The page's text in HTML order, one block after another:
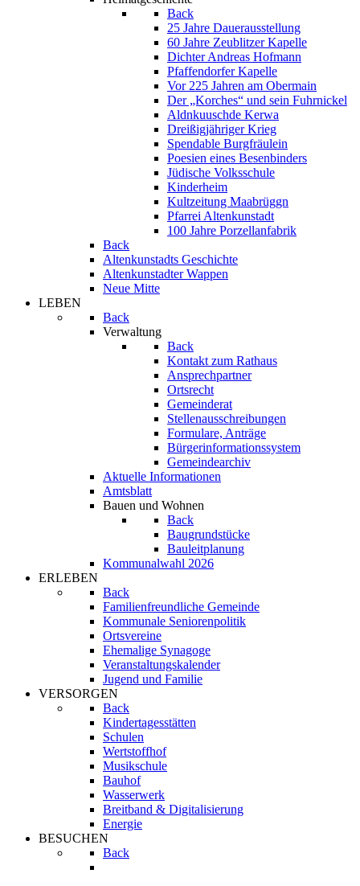
Back
25 Jahre Dauerausstellung
60 Jahre Zeublitzer Kapelle
Dichter Andreas Hofmann
Pfaffendorfer Kapelle
Vor 225 Jahren am Obermain
Der „Korches“ und sein Fuhrnickel
Aldnkuuschde Kerwa
Dreißigjähriger Krieg
Spendable Burgfräulein
Poesien eines Besenbinders
Jüdische Volksschule
Kinderheim
Kultzeitung Maabrüggn
Pfarrei Altenkunstadt
100 Jahre Porzellanfabrik
Back
Altenkunstadts Geschichte
Altenkunstadter Wappen
Neue Mitte
LEBEN
Back
Verwaltung
Back
Kontakt zum Rathaus
Ansprechpartner
Ortsrecht
Gemeinderat
Stellenausschreibungen
Formulare, Anträge
Bürgerinformationssystem
Gemeindearchiv
Aktuelle Informationen
Amtsblatt
Bauen und Wohnen
Back
Baugrundstücke
Bauleitplanung
Kommunalwahl 2026
ERLEBEN
Back
Familienfreundliche Gemeinde
Kommunale Seniorenpolitik
Ortsvereine
Ehemalige Synagoge
Veranstaltungskalender
Jugend und Familie
VERSORGEN
Back
Kindertagesstätten
Schulen
Wertstoffhof
Musikschule
Bauhof
Wasserwerk
Breitband & Digitalisierung
Energie
BESUCHEN
Back